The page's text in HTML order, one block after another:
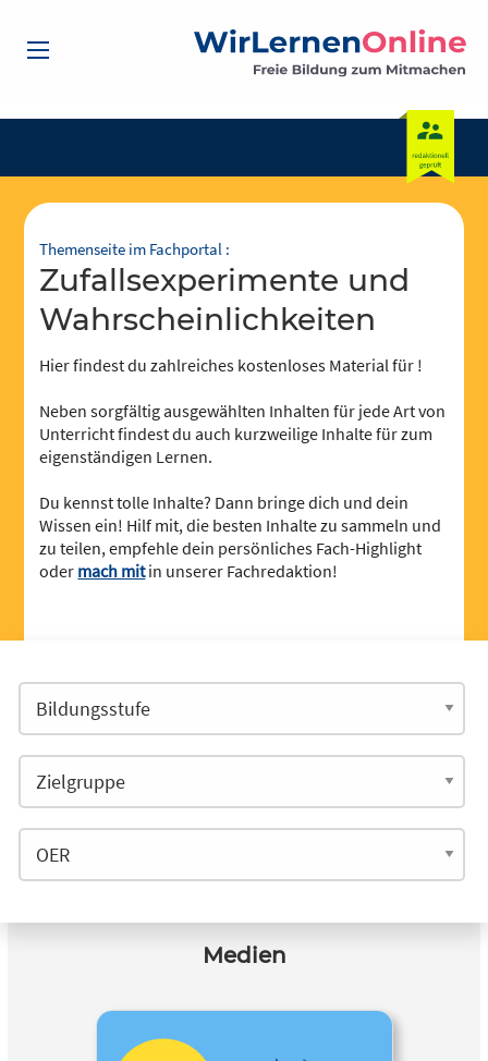
Themenseite im Fachportal :
Zufallsexperimente und
Wahrscheinlichkeiten
Hier findest du zahlreiches kostenloses Material für !
Neben sorgfältig ausgewählten Inhalten für jede Art von
Unterricht findest du auch kurzweilige Inhalte für zum
eigenständigen Lernen.
Du kennst tolle Inhalte? Dann bringe dich und dein
Wissen ein! Hilf mit, die besten Inhalte zu sammeln und
zu teilen, empfehle dein persönliches Fach-Highlight
oder mach mitin unserer Fachredaktion!
Medien